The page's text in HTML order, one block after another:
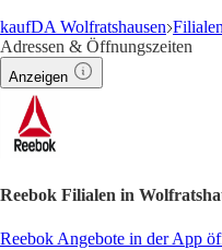
kaufDA Wolfratshausen Filialen
Adressen & Öffnungszeiten
Anzeigen
Reebok Filialen in
Reebok Angebote in der App